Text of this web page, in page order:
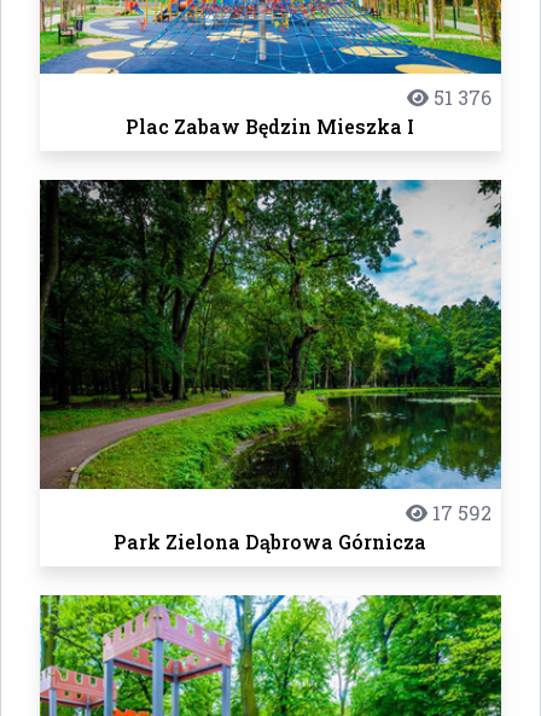
51 376
Plac Zabaw Będzin Mieszka I
17 592
Park Zielona Dąbrowa Górnicza